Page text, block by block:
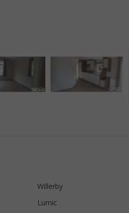
Willerby
Lumic